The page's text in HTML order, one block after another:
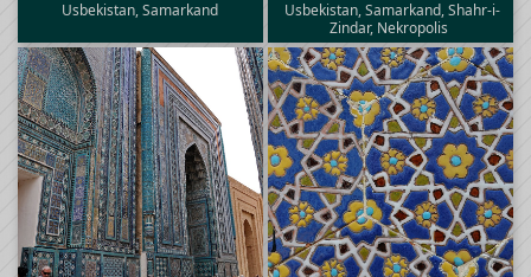
Usbekistan, Samarkand
Usbekistan, Samarkand, Shahr-i-
Zindar, Nekropolis